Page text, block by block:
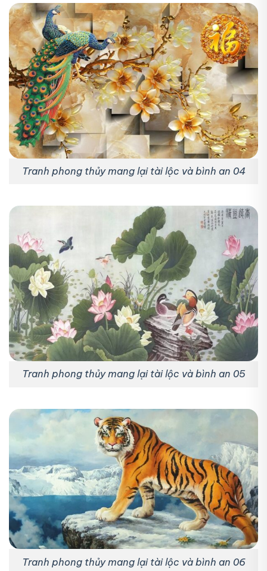
Tranh phong thủy mang lại tài lộc và bình an 04
Tranh phong thủy mang lại tài lộc và bình an 05
Tranh phong thủy mang lại tài lộc và bình an 06